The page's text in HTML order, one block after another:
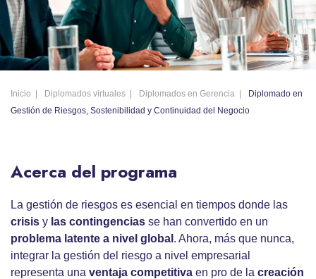
Inicio Diplomados virtuales Diplomados en Gerencia
Diplomado en
Gestión de Riesgos, Sostenibilidad y Continuidad del Negocio
Acerca del programa
La gestión de riesgos es esencial en tiempos donde las
crisis y las contingencias se han convertido en un
problema latente a nivel global . Ahora, más que nunca,
integrar la gestión del riesgo a nivel empresarial
representa una ventaja competitiva en pro de la creación